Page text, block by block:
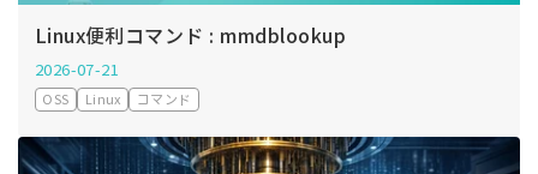
Linux便利コマンド : mmdblookup
2026-07-21
OSS Linux コマンド